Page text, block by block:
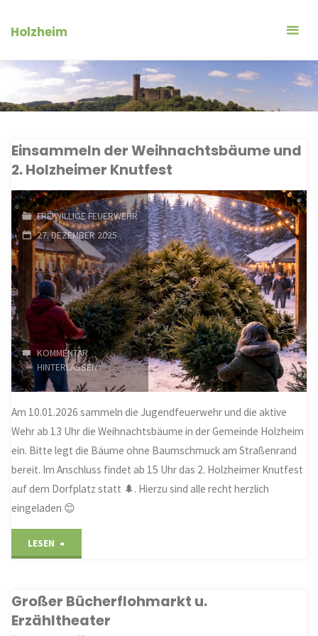
InhaltHolzheim
Einsammeln der Weihnachtsbäume und
2. Holzheimer Knutfest
FREIWILLIGE FEUERWEHR
27. DEZEMBER 2025
KOMMENTAR
HINTERLASSEN
Am 10.01.2026 sammeln die Jugendfeuerwehr und die aktive
Wehr ab 13 Uhr die Weihnachtsbäume in der Gemeinde Holzheim
ein. Bitte legt die Bäume ohne Baumschmuck am Straßenrand
bereit. Im Anschluss findet ab 15 Uhr das 2. Holzheimer Knutfest
auf dem Dorfplatz statt 🌲. Hierzu sind alle recht herzlich
eingeladen 😊
LESEN
Weihnachtsbäume
und
Großer Bücherflohmarkt u.
Erzähltheater